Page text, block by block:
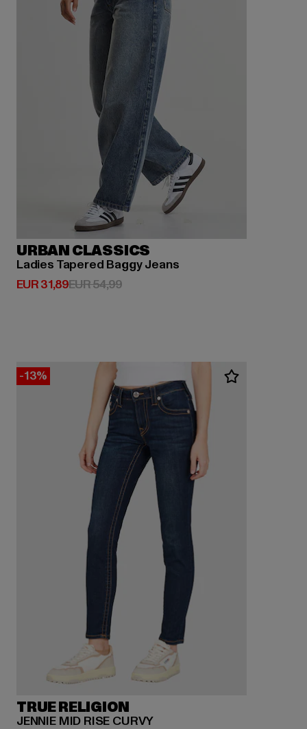
URBAN CLASSICS
Ladies Tapered Baggy Jeans
EUR 31,89
Huidige prijs: EUR 31,89
EUR 54,99Actieprijs: EUR 54,99
-13%
TRUE RELIGION
JENNIE MID RISE CURVY